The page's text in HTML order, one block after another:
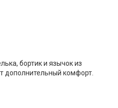
бортик и язычок из
дополнительный комфорт.